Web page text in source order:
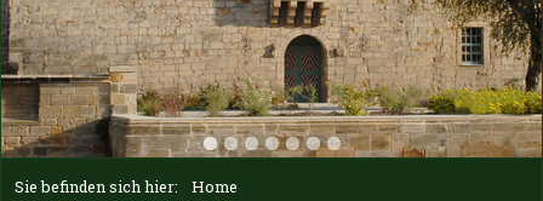
Sie befinden sich hier: Home